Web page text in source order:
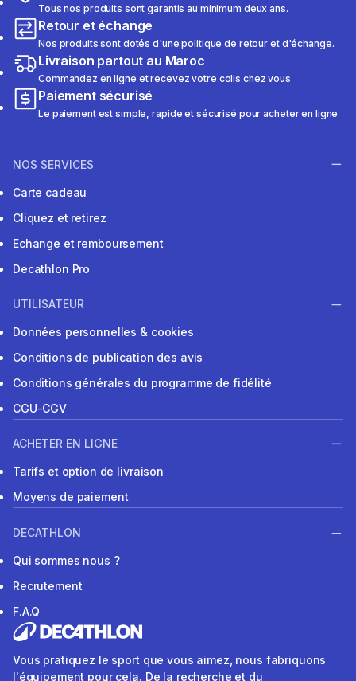
Tous nos produits sont garantis au minimum deux ans.
Retour et échange
Nos produits sont dotés d'une politique de retour et d'échange.
Livraison partout au Maroc
Commandez en ligne et recevez votre colis chez vous
Paiement sécurisé
Le paiement est simple, rapide et sécurisé pour acheter en ligne
NOS SERVICES
Carte cadeau
Cliquez et retirez
Echange et remboursement
Decathlon Pro
UTILISATEUR
Données personnelles & cookies
Conditions de publication des avis
Conditions générales du programme de fidélité
CGU-CGV
ACHETER EN LIGNE
Tarifs et option de livraison
Moyens de paiement
DECATHLON
Qui sommes nous ?
Recrutement
F.A.Q
Vous pratiquez le sport que vous aimez, nous fabriquons
l'équipement pour cela. De la recherche et du